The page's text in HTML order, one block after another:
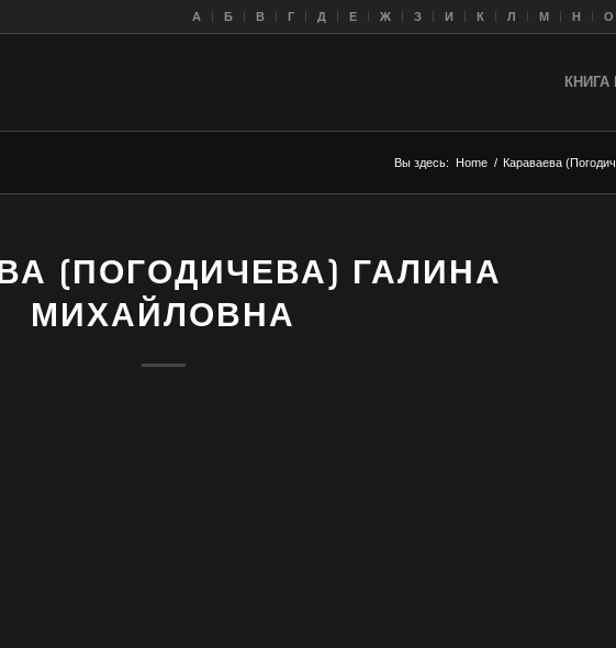
A Б В Г Д Е Ж З И К Л M Н О
КНИГА I
Вы здесь: Home / Караваева
(ПОГОДИЧЕВА) ГАЛИНА
МИХАЙЛОВНА